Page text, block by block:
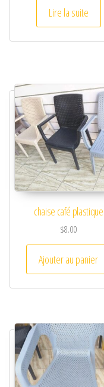
Lire la suite
chaise café plastique
$8.00
Ajouter au panier